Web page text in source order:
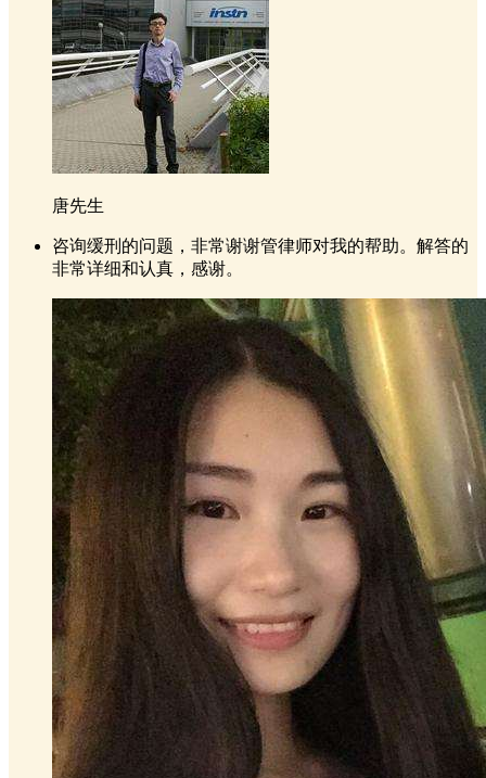
唐先生
咨询缓刑的问题，非常谢谢管律师对我的帮助。解答的
非常详细和认真，感谢。